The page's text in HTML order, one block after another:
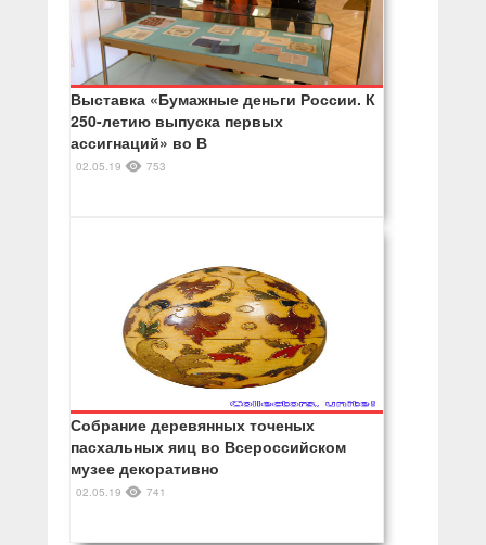
Выставка «Бумажные деньги России. К
250-летию выпуска первых
ассигнаций» во В
02.05.19 753
Собрание деревянных точеных
пасхальных яиц во Всероссийском
музее декоративно
02.05.19 741